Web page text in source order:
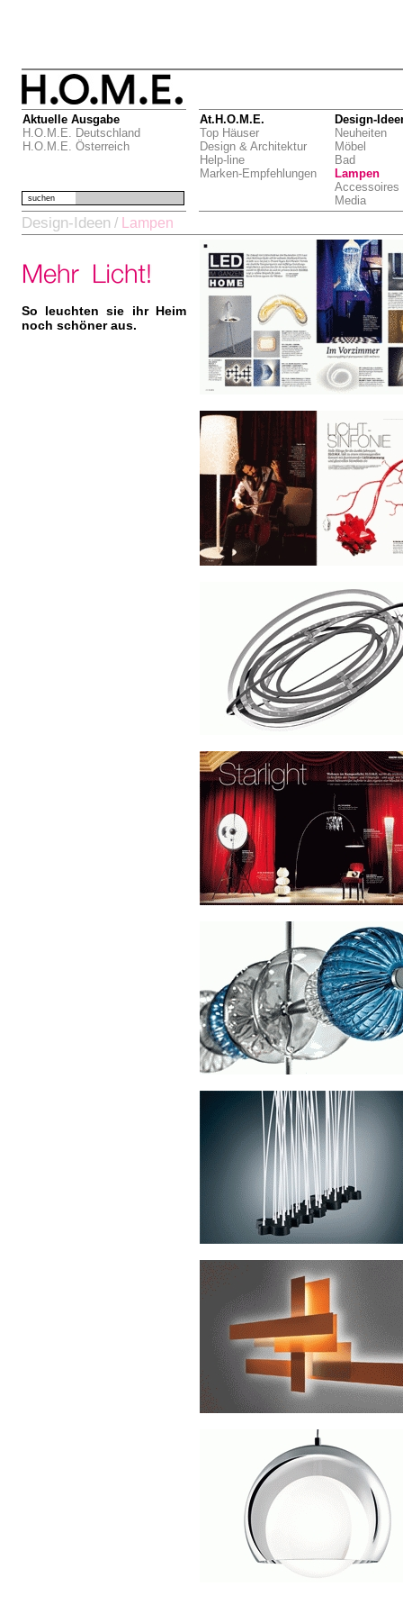
Aktuelle Ausgabe
H.O.M.E. Deutschland
H.O.M.E. Österreich
At.H.O.M.E.
Top Häuser
Design & Architektur
Help-line
Marken-Empfehlungen
Design-
Neuheiten
Möbel
Bad
Lampen
Accessoires
Media
suchen
Design-Ideen / Lampen
So leuchten sie ihr Heim
noch schöner aus.